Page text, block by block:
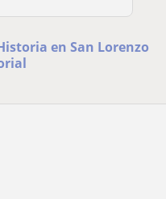
en San Lorenzo